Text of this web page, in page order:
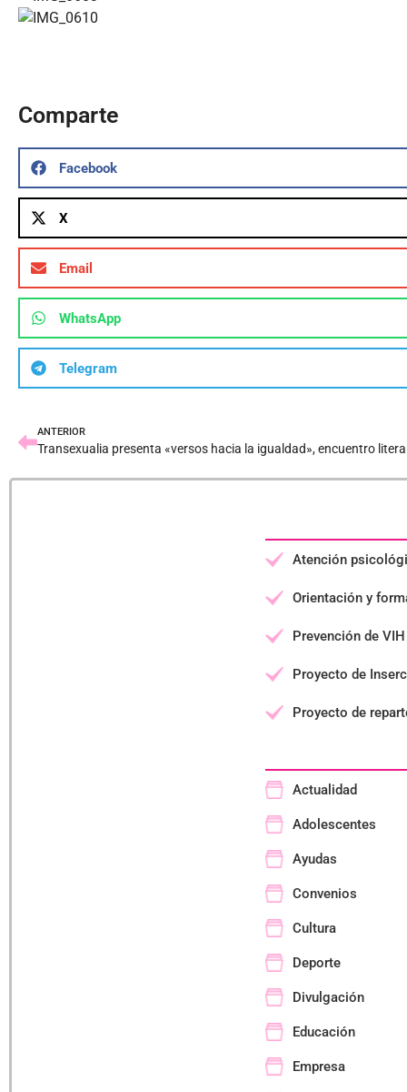
Comparte
Facebook
X
Email
WhatsApp
Telegram
ANTERIOR
Transexualia presenta «versos hacia la igualdad», encuentro
Atención
Orientación y
Prevención de
Proyecto de
Proyecto de
Actualidad
Adolescentes
Ayudas
Convenios
Cultura
Deporte
Divulgación
Educación
Empresa